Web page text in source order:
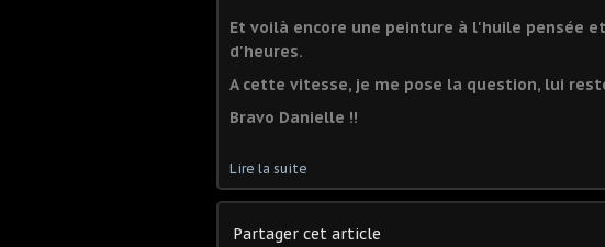
Et voilà encore une peinture à l'huile pensée
d'heures.
A cette vitesse, je me pose la question, lui
Bravo Danielle !!
Lire la suite
Partager cet article